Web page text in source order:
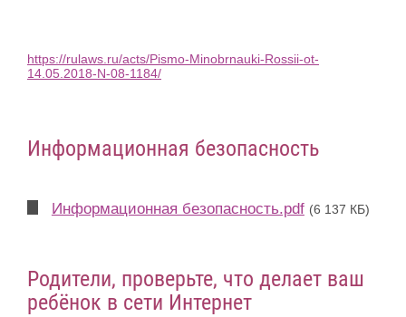
https://rulaws.ru/acts/Pismo-Minobrnauki-Rossii-ot-
14.05.2018-N-08-1184/
Информационная безопасность
Информационная безопасность.pdf (6 137 КБ)
Родители, проверьте, что делает ваш
ребёнок в сети Интернет